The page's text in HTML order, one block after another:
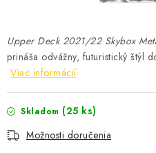
ŠPECIÁLNE
Čo je RIP and SHIP?
Podmienky ochrany osobných
Odstúpenie od zmluvy formou
Upper Deck 2021/22 Skybox
prináša odvážny, futuristický štýl
Viac informácií
Skladom (25 ks)
Možnosti doručenia